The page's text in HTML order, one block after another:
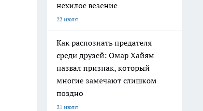
нехилое везение
22 июля
Как распознать предателя
среди друзей: Омар Хайям
назвал признак, который
многие замечают слишком
поздно
21 июля